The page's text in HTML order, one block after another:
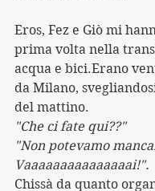
Eros, Fez e Giò mi
prima volta nella
acqua e bici.Erano
da Milano,
del mattino.
"Che ci fate qui??"
"Non potevamo
Vaaaaaaaaaaaaaaai!".
Chissà da quanto